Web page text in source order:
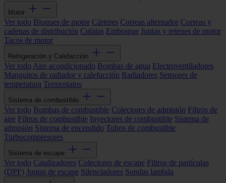
Motor
Ver todo Bloques de motor Cárteres Correas alternador Correas y
cadenas de distribución Culatas Embrague Juntas y retenes de motor
Tacos de motor
Refrigeración y Calefacción
Ver todo Aire acondicionado Bombas de agua Electroventiladores
Manguitos de radiador y calefacción Radiadores Sensores de
temperatura Termostatos
Sistema de combustible
Ver todo Bombas de combustible Colectores de admisión Filtros de
aire Filtros de combustible Inyectores de combustible Sistema de
admisión Sistema de encendido Tubos de combustible
Turbocompresores
Sistema de escape
Ver todo Catalizadores Colectores de escape Filtros de partículas
(DPF) Juntas de escape Silenciadores Sondas lambda